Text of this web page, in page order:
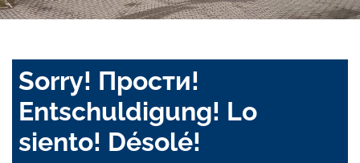
Sorry! Прости!
Entschuldigung! Lo
siento! Désolé!